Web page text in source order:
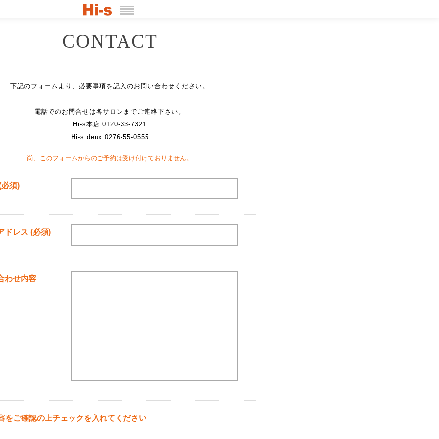
CONTACT
下記のフォームより、必要事項を記入のお問い合わせください。
電話でのお問合せは各サロンまでご連絡下さい。
Hi-s本店 0120-33-7321
Hi-s deux 0276-55-0555
尚、このフォームからのご予約は受け付けておりません。
須)
ドレス (必須)
わせ内容
をご確認の上チェックを入れてください